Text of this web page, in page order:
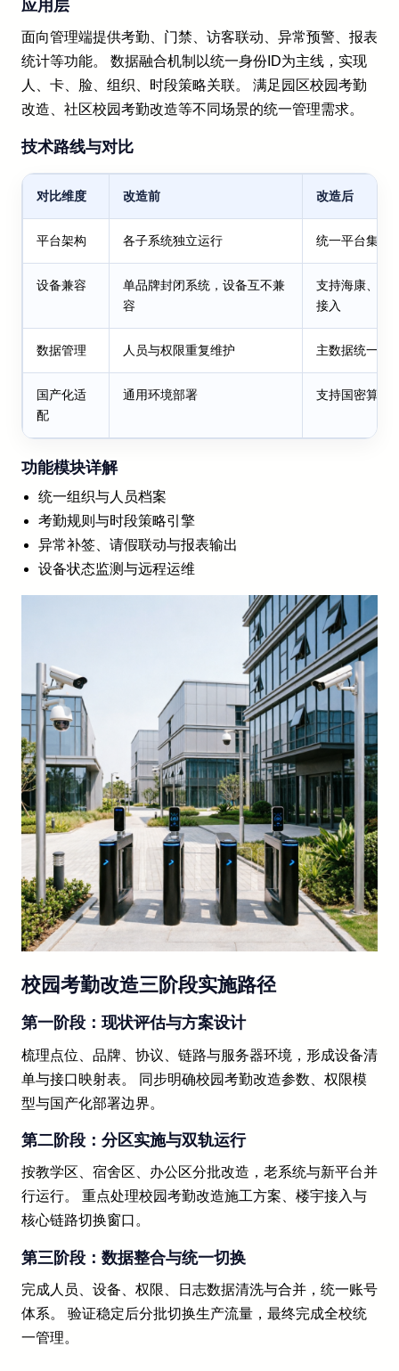
应用层
面向管理端提供考勤、门禁、访客联动、异常预警、报表
统计等功能。 数据融合机制以统一身份ID为主线，实现
人、卡、脸、组织、时段策略关联。 满足园区校园考勤
改造、社区校园考勤改造等不同场景的统一管理需求。
技术路线与对比
对比维度 改造前 改造后
平台架构 各子系统独立运行 统一平台集中
设备兼容
单品牌封闭系统，设备互不兼
容
支持海康、大
接入
数据管理 人员与权限重复维护 主数据统一、
国产化适
配
通用环境部署 支持国密算法
功能模块详解
统一组织与人员档案
考勤规则与时段策略引擎
异常补签、请假联动与报表输出
设备状态监测与远程运维
校园考勤改造三阶段实施路径
第一阶段：现状评估与方案设计
梳理点位、品牌、协议、链路与服务器环境，形成设备清
单与接口映射表。 同步明确校园考勤改造参数、权限模
型与国产化部署边界。
第二阶段：分区实施与双轨运行
按教学区、宿舍区、办公区分批改造，老系统与新平台并
行运行。 重点处理校园考勤改造施工方案、楼宇接入与
核心链路切换窗口。
第三阶段：数据整合与统一切换
完成人员、设备、权限、日志数据清洗与合并，统一账号
体系。 验证稳定后分批切换生产流量，最终完成全校统
一管理。